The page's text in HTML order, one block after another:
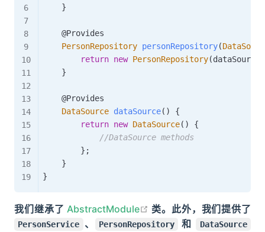
}
@Provides
PersonRepository personRepository(
return new PersonRepository(dataSource
}
@Provides
DataSource dataSource( )
{
return new DataSource( )
{
//DataSource methods
} ;
}
}
我们继承了AbstractModule open in new window
类。此外，我们提供了
PersonService 、 PersonRepository 和 DataSource